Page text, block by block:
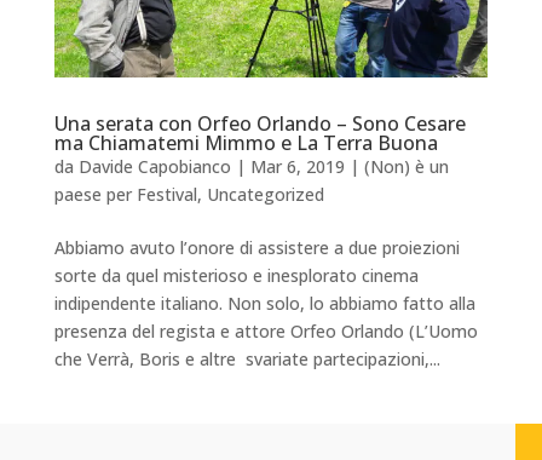
Una serata con Orfeo Orlando – Sono Cesare
ma Chiamatemi Mimmo e La Terra Buona
da Davide Capobianco | Mar 6, 2019 | (Non) è un
paese per Festival, Uncategorized
Abbiamo avuto l’onore di assistere a due proiezioni
sorte da quel misterioso e inesplorato cinema
indipendente italiano. Non solo, lo abbiamo fatto alla
presenza del regista e attore Orfeo Orlando (L’Uomo
che Verrà, Boris e altre svariate partecipazioni,...